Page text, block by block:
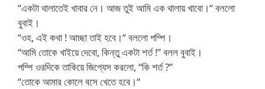
“একটা থালাতেই খাবার নে। আজ তুই আমি এক থালায় খাবো।“ বললো
বুবাই।
“ওহ, এই কথা ! আচ্ছা তাই হবে।“ বললো পম্পি।
“আমি তোকে খাইয়ে দেবো, কিন্তু একটা শর্ত !” বলল বুবাই।
পম্পি ওরদিকে তাকিয়ে জিগ্যেস করলো, “কি শর্ত ?”
“তোকে আমার কোলে বসে খেতে হবে।“